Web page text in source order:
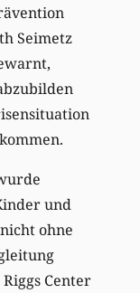
Seimetz
und
ohne
Center